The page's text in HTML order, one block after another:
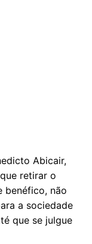
Abicair,
retirar o
benéfico, não
a sociedade
que se julgue